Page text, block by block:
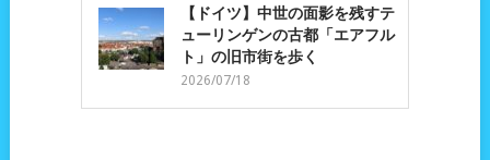
【ドイツ】中世の面影を残すテ
ューリンゲンの古都「エアフル
ト」の旧市街を歩く
2026/07/18